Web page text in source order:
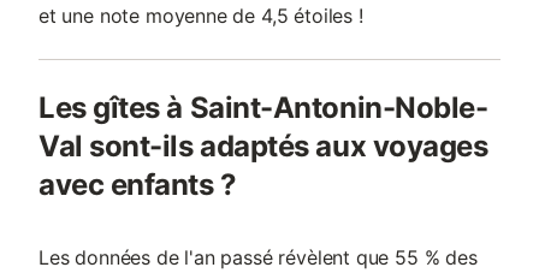
et une note moyenne de 4,5 étoiles !
Les gîtes à Saint-Antonin-Noble-
Val sont-ils adaptés aux voyages
avec enfants ?
Les données de l'an passé révèlent que 55 % des